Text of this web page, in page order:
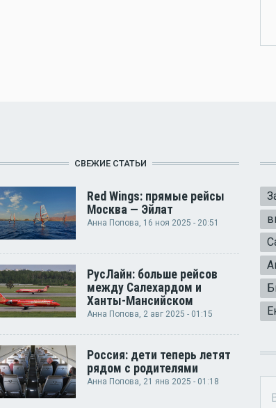
СВЕЖИЕ СТАТЬИ
Red Wings: прямые рейсы
Москва — Эйлат
Анна Попова, 16 ноя 2025 - 20:51
РусЛайн: больше рейсов
между Салехардом и
Ханты-Мансийском
Анна Попова, 2 авг 2025 - 01:15
Россия: дети теперь летят
рядом с родителями
Анна Попова, 21 янв 2025 - 01:18